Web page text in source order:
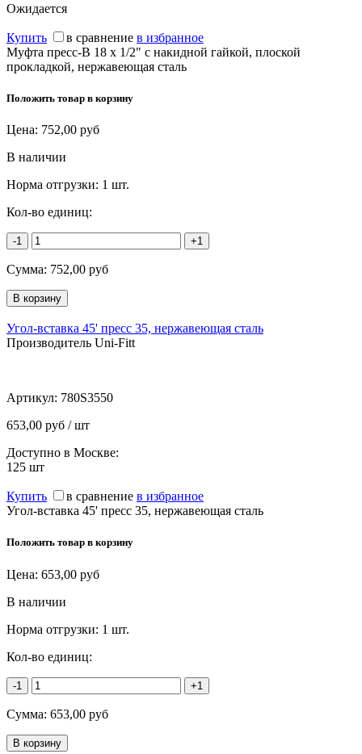
Ожидается
Купить в сравнение в избранное
Муфта пресс-В 18 х 1/2" с накидной гайкой, плоской
прокладкой, нержавеющая сталь
Положить товар в корзину
Цена: 752,00 руб
В наличии
Норма отгрузки: 1 шт.
Кол-во единиц:
-1 +1
Сумма: 752,00 руб
Угол-вставка 45' пресс 35, нержавеющая сталь
Производитель Uni-Fitt
Артикул: 780S3550
653,00 руб / шт
Доступно в Москве:
125 шт
Купить в сравнение в избранное
Угол-вставка 45' пресс 35, нержавеющая сталь
Положить товар в корзину
Цена: 653,00 руб
В наличии
Норма отгрузки: 1 шт.
Кол-во единиц:
-1 +1
Сумма: 653,00 руб